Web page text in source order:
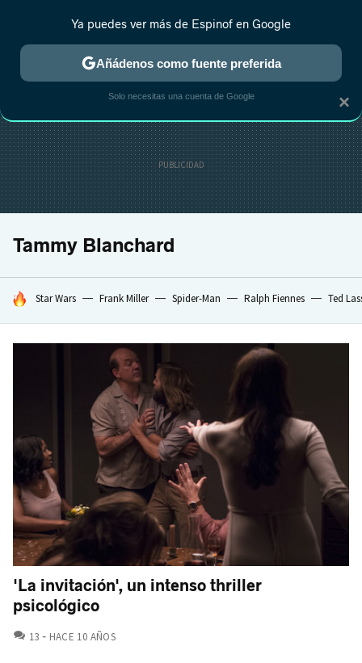
ESTRENOS REALITY ANIME RANKINGS CINE
Tammy Blanchard
HOY SE HABLA DE
Star Wars Frank Miller Spider-Man Ralph Fiennes Ted
'La invitación', un intenso thriller
psicológico
13 COMENTARIOS
HACE 10 AÑOS
×
Ya puedes ver más de Espinof en Google
Añádenos como fuente preferida
Solo necesitas una cuenta de Google